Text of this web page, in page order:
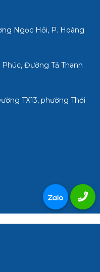
Ngọc Hồi, P. Hoàng
Đường Tả Thanh
TX13, phường Thới